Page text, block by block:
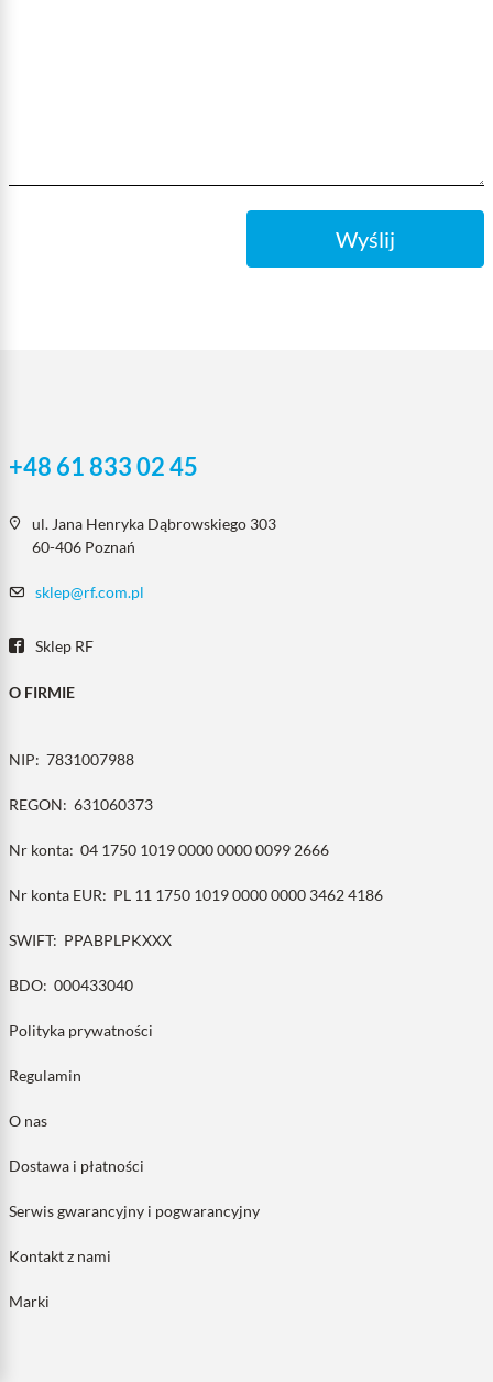
Wyślij
+48 61 833 02 45
ul. Jana Henryka Dąbrowskiego 303
60-406 Poznań
sklep@rf.com.pl
Sklep RF
O FIRMIE
NIP: 7831007988
REGON: 631060373
Nr konta: 04 1750 1019 0000 0000 0099 2666
Nr konta EUR: PL 11 1750 1019 0000 0000 3462 4186
SWIFT: PPABPLPKXXX
BDO: 000433040
Polityka prywatności
Regulamin
O nas
Dostawa i płatności
Serwis gwarancyjny i pogwarancyjny
Kontakt z nami
Marki